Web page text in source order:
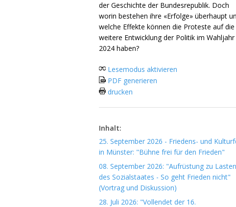
der Geschichte der Bundesrepublik. Doch
worin bestehen ihre «Erfolge» überhaupt
welche Effekte können die Proteste auf die
weitere Entwicklung der Politik im Wahljahr
2024 haben?
Lesemodus aktivieren
PDF generieren
drucken
Inhalt:
25. September 2026 - Friedens- und
in Münster: "Bühne frei für den Frieden"
08. September 2026: "Aufrüstung zu Lasten
des Sozialstaates - So geht Frieden nicht"
(Vortrag und Diskussion)
28. Juli 2026: "Vollendet der 16.